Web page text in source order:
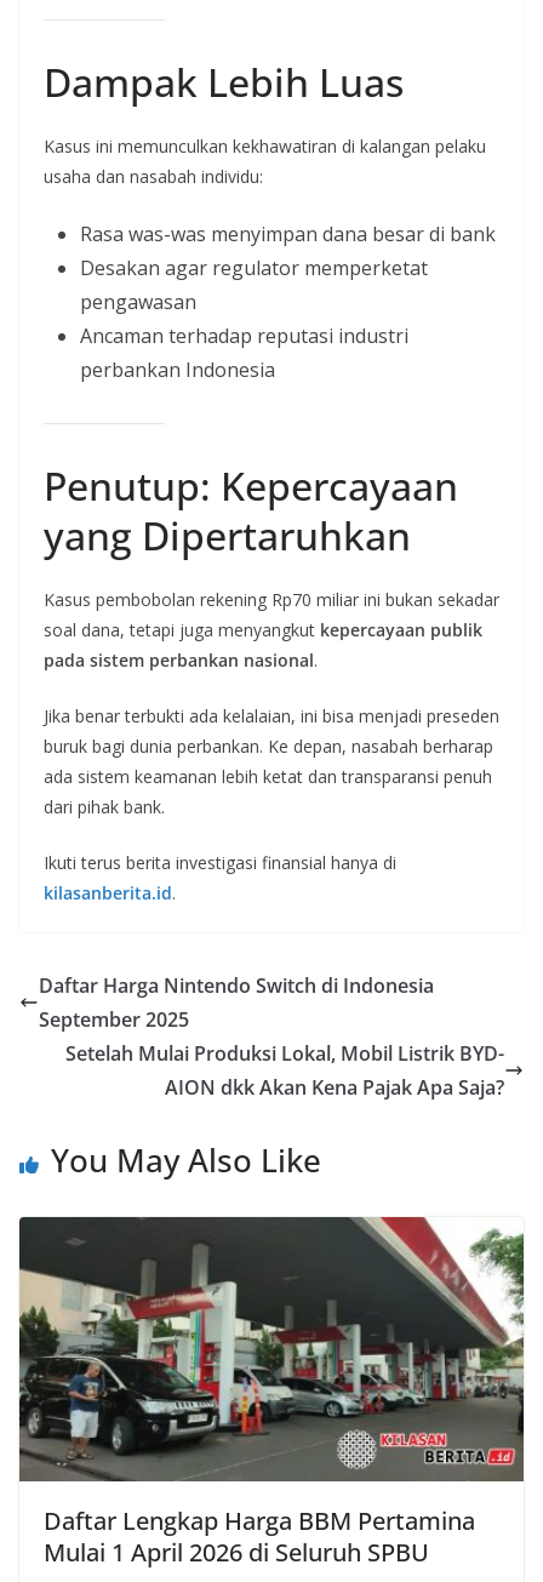
Dampak Lebih Luas
Kasus ini memunculkan kekhawatiran di kalangan pelaku
usaha dan nasabah individu:
Rasa was-was menyimpan dana besar di bank
Desakan agar regulator memperketat
pengawasan
Ancaman terhadap reputasi industri
perbankan Indonesia
Penutup: Kepercayaan
yang Dipertaruhkan
Kasus pembobolan rekening Rp70 miliar ini bukan sekadar
soal dana, tetapi juga menyangkut kepercayaan publik
pada sistem perbankan nasional.
Jika benar terbukti ada kelalaian, ini bisa menjadi preseden
buruk bagi dunia perbankan. Ke depan, nasabah berharap
ada sistem keamanan lebih ketat dan transparansi penuh
dari pihak bank.
Ikuti terus berita investigasi finansial hanya di
kilasanberita.id.
Daftar Harga Nintendo Switch di Indonesia
September 2025
Setelah Mulai Produksi Lokal, Mobil Listrik BYD-
AION dkk Akan Kena Pajak Apa Saja?
You May Also Like
Daftar Lengkap Harga BBM Pertamina
Mulai 1 April 2026 di Seluruh SPBU